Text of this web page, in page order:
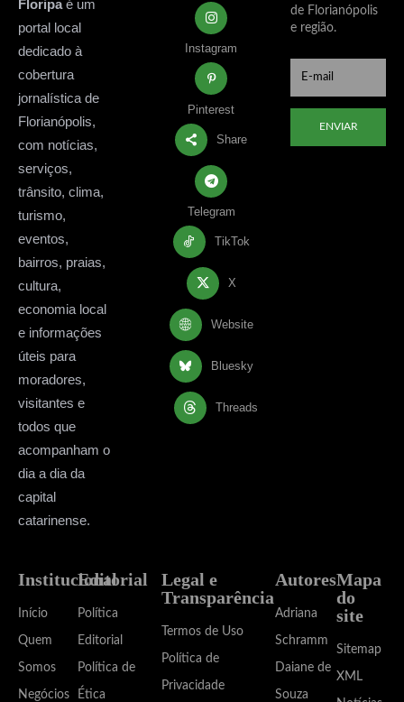
Floripaé um
portal local
dedicado à
cobertura
jornalística de
Florianópolis,
com notícias,
serviços,
trânsito, clima,
turismo,
eventos,
bairros, praias,
cultura,
economia local
e informações
úteis para
moradores,
visitantes e
todos que
acompanham o
dia a dia da
capital
catarinense.
Instagram
Pinterest
Share
Telegram
TikTok
X
Website
Bluesky
Threads
de Florianópolis
e região.
ENVIAR
Institucional
Início
Quem
Somos
Negócios
Editorial
Política
Editorial
Política de
Ética
Legal e
Transparência
Termos de Uso
Política de
Privacidade
Autores
Adriana
Schramm
Daiane de
Souza
Mapa
do
site
Sitemap
XML